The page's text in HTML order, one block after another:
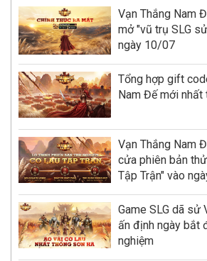
Vạn Thắng Nam
mở "vũ trụ SLG
ngày 10/07
Tổng hợp gift
Nam Đế mới nhất
Vạn Thắng Nam
cửa phiên bản
Tập Trận" vào
Game SLG dã sử
ấn định ngày bắt
nghiệm